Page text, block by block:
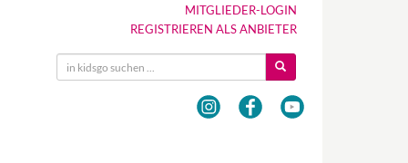
MITGLIEDER-LOGIN
REGISTRIEREN ALS ANBIETER